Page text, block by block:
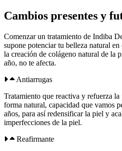
Cambios presentes y
Comenzar un tratamiento de Indiba
supone potenciar tu belleza natural
la creación de colágeno natural de la
año, no te afecta.
Antiarrugas
Tratamiento que reactiva y refuerza
forma natural, capacidad que vamos
años, para así redensificar la piel y
imperfecciones de la piel.
Reafirmante